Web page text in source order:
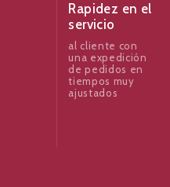
Rapidez en el
servicio
al cliente con
una expedición
de pedidos en
tiempos muy
ajustados